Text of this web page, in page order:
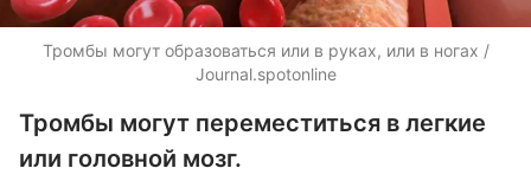
Тромбы могут образоваться или в руках, или в ногах /
Journal.spotonline
Тромбы могут переместиться в легкие
или головной мозг.